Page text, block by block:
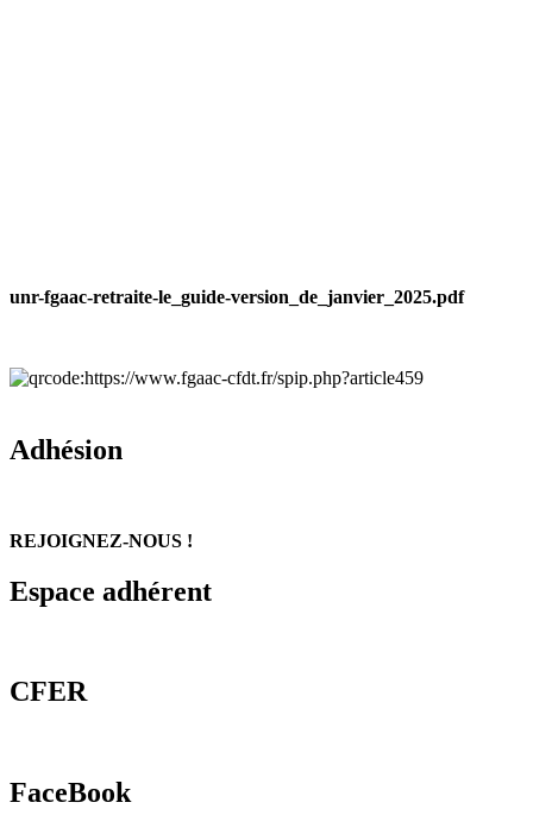
unr-fgaac-retraite-le_guide-version_de_janvier_2025.pdf
Adhésion
REJOIGNEZ-NOUS !
Espace adhérent
CFER
FaceBook